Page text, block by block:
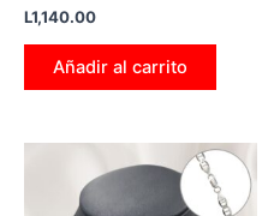
L1,140.00
Añadir al carrito